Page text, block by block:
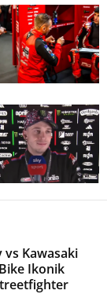
Kawasaki
Ikonik